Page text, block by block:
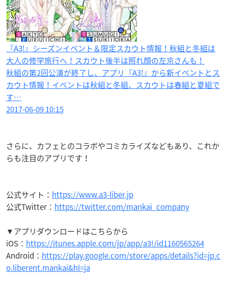
『A3!』シーズンイベント＆限定スカウト情報！秋組と冬組は
大人の修学旅行へ！スカウト後半は照れ顔の左京さんも！
秋組の第2回公演が終了し、アプリ『A3!』から新イベントとス
カウト情報！イベントは秋組と冬組、スカウトは春組と夏組で
す…
2017-06-09 10:15
さらに、カフェとのコラボやコミカライズなどもあり、これか
らも注目のアプリです！
公式サイト： https://www.a3-liber.jp
公式Twitter： https://twitter.com/mankai_company
▼アプリダウンロードはこちらから
iOS： https://itunes.apple.com/jp/app/a3!/id1160565264
Android： https://play.google.com/store/apps/details?id=jp.c
o.liberent.mankai&hl=ja